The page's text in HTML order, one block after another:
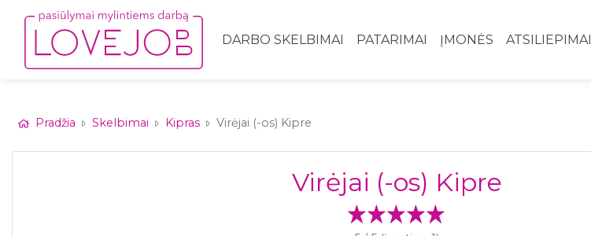
DARBO SKELBIMAI PATARIMAI ĮMONĖS ATSILIEPIMAI
Pradžia Skelbimai Kipras Virėjai (-os) Kipre
Virėjai (-os) Kipre